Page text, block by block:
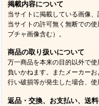
掲載内容について
当サイトに掲載している画像
当サイトの許可無く無断での
プチャ画像含む）。
商品の取り扱いについて
万一商品を本来の目的以外で
負いかねます。またメーカー
行い破損等が発生した場合、
返品・交換、お支払い、送